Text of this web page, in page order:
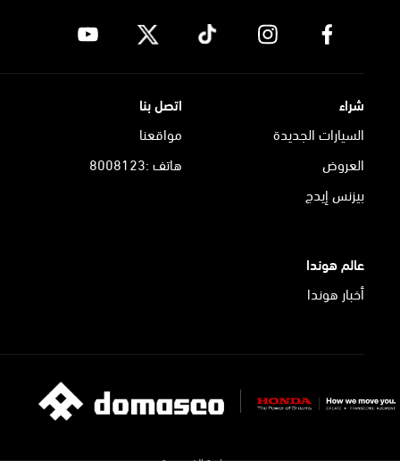
شراء
السيارات الجديدة
العروض
بيزنس إيدج
اتصل بنا
مواقعنا
هاتف :8008123
عالم هوندا
أخبار هوندا
سياسة الخصوصية